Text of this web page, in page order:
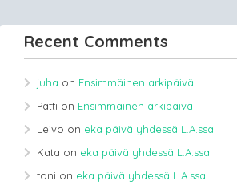
Recent Comments
juha on Ensimmäinen arkipäivä
Patti on Ensimmäinen arkipäivä
Leivo on eka päivä yhdessä L.A.ssa
Kata on eka päivä yhdessä L.A.ssa
toni on eka päivä yhdessä L.A.ssa